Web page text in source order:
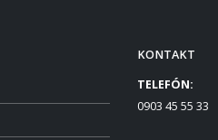
KONTAKT
TELEFÓN:
0903 45 55 33